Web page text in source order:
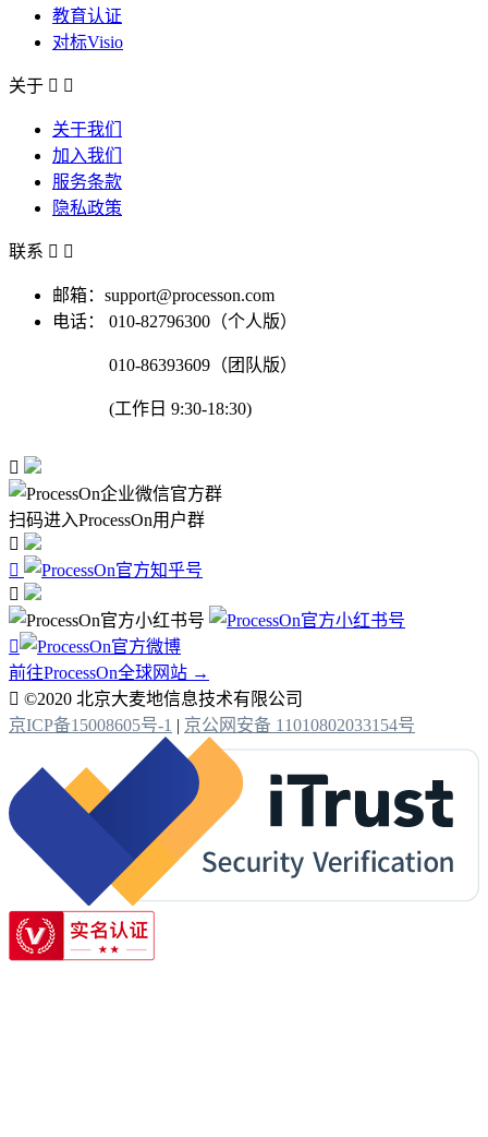
教育认证
对标Visio
关于  
关于我们
加入我们
服务条款
隐私政策
联系  
邮箱：support@processon.com
电话：
010-82796300（个人版）
010-86393609（团队版）
(工作日 9:30-18:30)

扫码进入ProcessOn用户群




前往ProcessOn全球网站 →
 ©2020 北京大麦地信息技术有限公司
京ICP备15008605号-1 | 京公网安备 11010802033154号